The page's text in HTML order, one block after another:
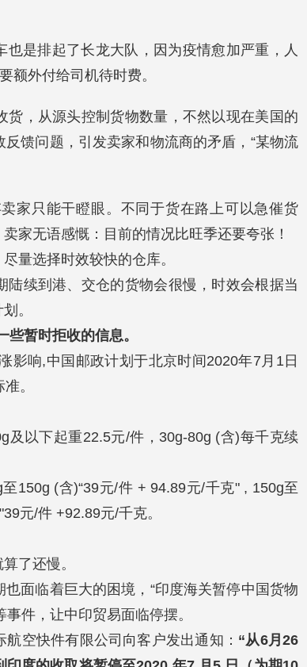
是排起了长龙大队，因为疫情愈加严重，人
额外付给司机待时费。
，从源头控制货物数量，不然以现在美国的
馈问题，引发卖家和物流商的矛盾，“某物流
家只能干瞪眼。不同于货在路上可以急催货
家无语感慨：目前的情况比旺季还要夸张！
量选择时效较快的仓库。
续到港、交仓的货物会很慢，时效会根据当
。
暂时拒收的信息。
影响,中国邮政计划于北京时间2020年7月1日
。
及以下起重22.5元/件，30g-80g (含)每千克续
150g (含)“39元/件 + 94.89元/千克" , 150g至
元/件 +92.89元/千克。
了还慢。
面临着巨大的困境，“印度海关暂停中国货物
件，让中印贸易面临停摆。
空快件有限公司向客户发出通知： “从6月26